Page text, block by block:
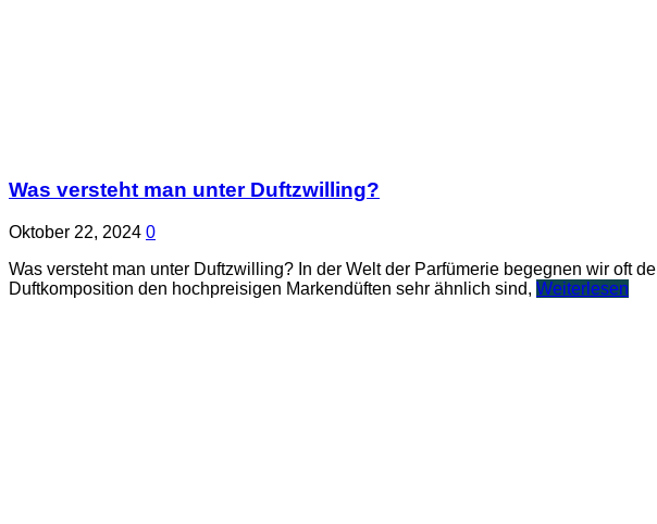
Was versteht man unter Duftzwilling?
Oktober 22, 2024 0
Was versteht man unter Duftzwilling? In der Welt der Parfümerie begegnen wir oft
Duftkomposition den hochpreisigen Markendüften sehr ähnlich sind, Weiterlesen